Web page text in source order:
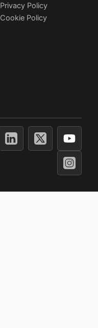
Privacy Policy
Cookie Policy
Y
o
u
t
b